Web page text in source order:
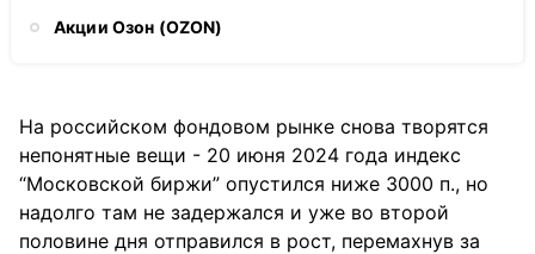
Акции Озон (OZON)
На российском фондовом рынке снова творятся
непонятные вещи - 20 июня 2024 года индекс
“Московской биржи” опустился ниже 3000 п., но
надолго там не задержался и уже во второй
половине дня отправился в рост, перемахнув за